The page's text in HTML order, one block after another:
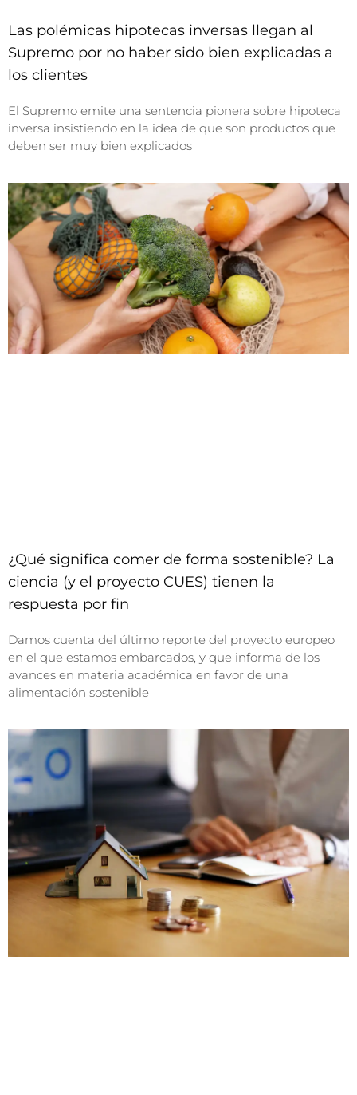
Las polémicas hipotecas inversas llegan al
Supremo por no haber sido bien explicadas a
los clientes
El Supremo emite una sentencia pionera sobre hipoteca
inversa insistiendo en la idea de que son productos que
deben ser muy bien explicados
¿Qué significa comer de forma sostenible? La
ciencia (y el proyecto CUES) tienen la
respuesta por fin
Damos cuenta del último reporte del proyecto europeo
en el que estamos embarcados, y que informa de los
avances en materia académica en favor de una
alimentación sostenible